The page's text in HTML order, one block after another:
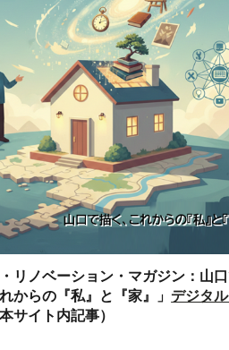
・リノベーション・マガジン：山
からの『私』と『家』」 デジタ
本サイト内記事）